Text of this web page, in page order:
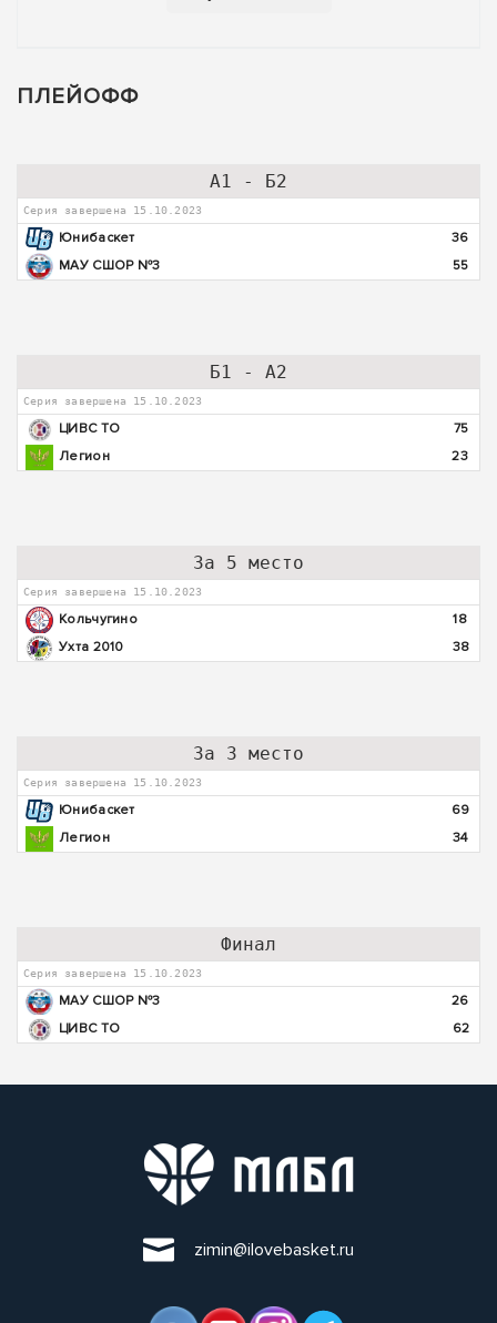
ПЛЕЙОФФ
А1 - Б2
Серия завершена 15.10.2023
Юнибаскет
36
МАУ СШОР №3
55
Б1 - А2
Серия завершена 15.10.2023
ЦИВС ТО
75
Легион
23
За 5 место
Серия завершена 15.10.2023
Кольчугино
18
Ухта 2010
38
За 3 место
Серия завершена 15.10.2023
Юнибаскет
69
Легион
34
Финал
Серия завершена 15.10.2023
МАУ СШОР №3
26
ЦИВС ТО
62
zimin@ilovebasket.ru